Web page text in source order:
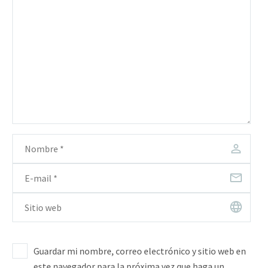
Guardar mi nombre, correo electrónico y sitio web en